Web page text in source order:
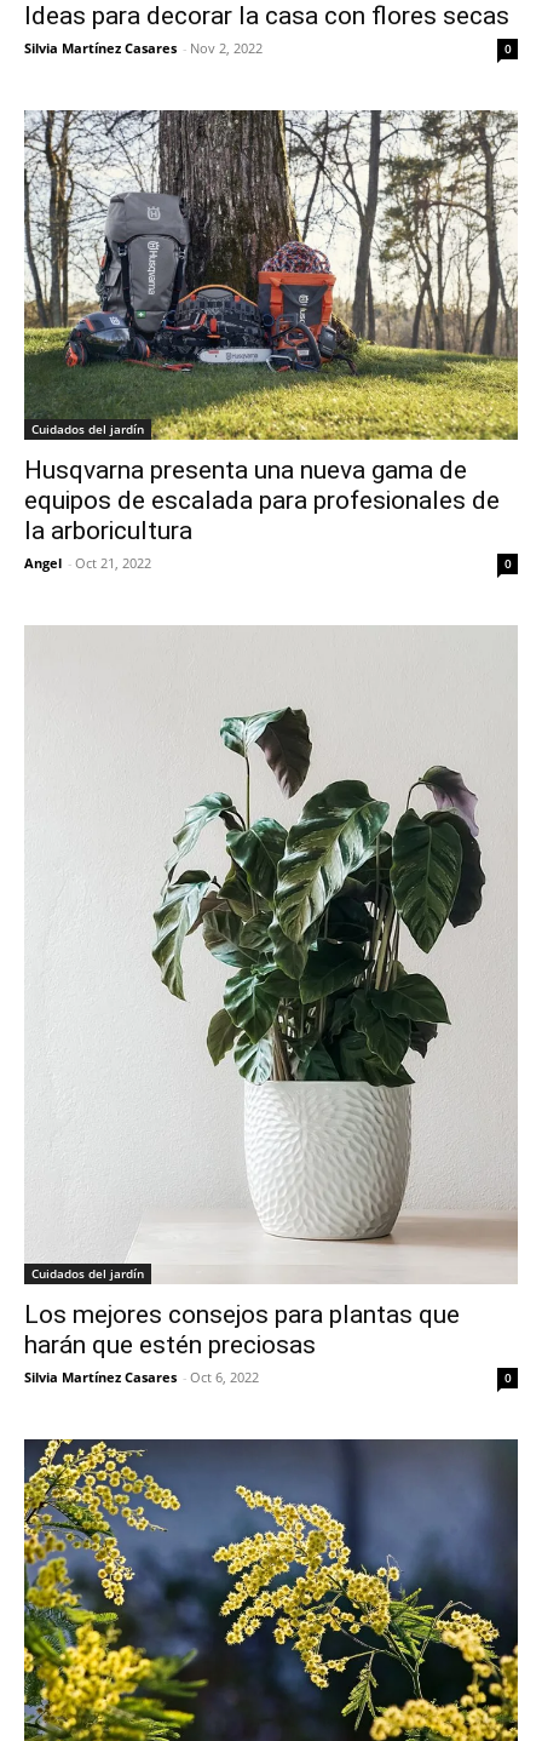
Ideas para decorar la casa con flores secas
Silvia Martínez Casares - Nov 2, 2022 0
Cuidados del jardín
Husqvarna presenta una nueva gama de
equipos de escalada para profesionales de
la arboricultura
Angel - Oct 21, 2022 0
Cuidados del jardín
Los mejores consejos para plantas que
harán que estén preciosas
Silvia Martínez Casares - Oct 6, 2022 0